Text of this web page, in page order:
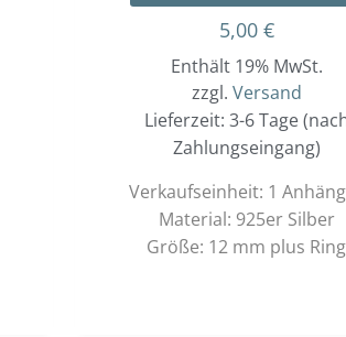
5,00 €
Enthält 19% MwSt.
zzgl. Versand
Lieferzeit: 3-6 Tage
Zahlungseingang)
Verkaufseinheit: 1
Material: 925er Silber
Größe: 12 mm plus Ring